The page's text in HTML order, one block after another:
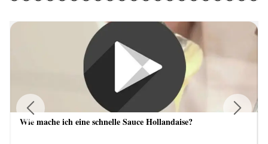
Wie mache ich eine schnelle Sauce Hollandaise?
Previous